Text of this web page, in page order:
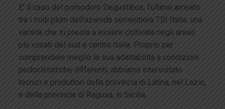
E’ il caso del pomodoro Degustibus, l’ultimo arrivato
tra i midi plum dell’azienda sementiera TSI Italia: una
varietà che si presta a essere coltivata negli areali
più vocati del sud e centro Italia. Proprio per
comprendere meglio la sua adattabilità a condizioni
pedoclimatiche differenti, abbiamo intervistato
tecnici e produttori della provincia di Latina, nel Lazio,
e della provincia di Ragusa, in Sicilia.